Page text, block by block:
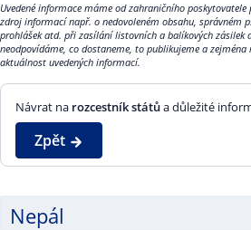
Uvedené informace máme od zahraničního
zdroj informací např. o nedovoleném obsahu, správném
prohlášek atd. při zasílání listovních a balíkových zásilek
neodpovídáme, co dostaneme, to publikujeme a
aktuálnost uvedených informací.
Návrat na rozcestník státůa důležité
Zpět
Nepál